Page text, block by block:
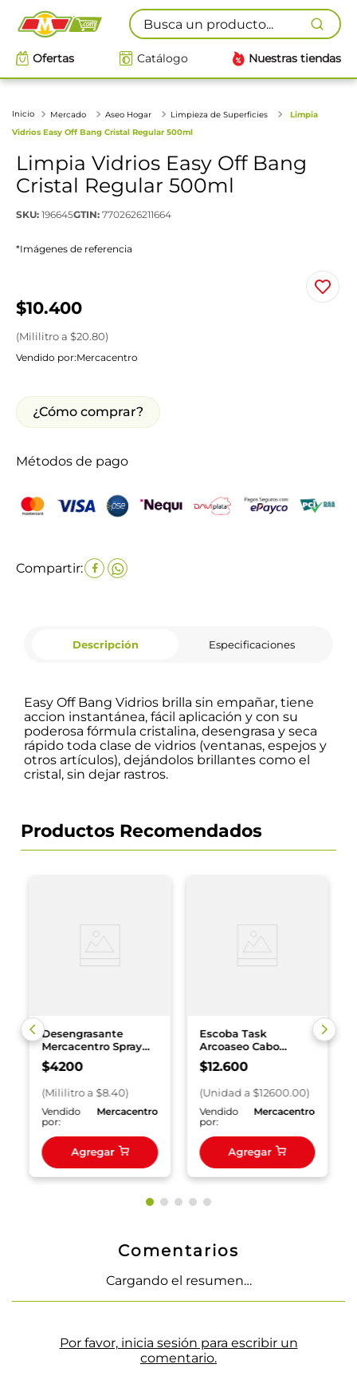
Busca un producto...
Ofertas Catálogo Nuestras tiendas
Mercado Aseo Hogar Limpieza de Superficies
Limpia
Vidrios Easy Off Bang Cristal Regular 500ml
Limpia Vidrios Easy Off Bang
Cristal Regular 500ml
SKU: 196645GTIN: 7702626211664
*Imágenes de referencia
$10.400
(Mililitroa $20.80)
Vendido por:Mercacentro
¿Cómo comprar?
Métodos de pago
Compartir:
Descripción Especificaciones
Easy Off Bang Vidrios brilla sin empañar, tiene
accion instantánea, fácil aplicación y con su
poderosa fórmula cristalina, desengrasa y seca
rápido toda clase de vidrios (ventanas, espejos y
otros artículos), dejándolos brillantes como el
cristal, sin dejar rastros.
Productos Recomendados
Desengrasante
Mercacentro Spray
500 ml
$4200
(Mililitroa $8.40)
Vendido
por:
Mercacentro
Agregar
Escoba Task
Arcoaseo Cabo
Plastico x und
$12.600
(Unidad a $12600.00)
Vendido
por:
Mercacentro
Agregar
Comentarios
Cargando el resumen…
Por favor, inicia sesión para escribir un
comentario.